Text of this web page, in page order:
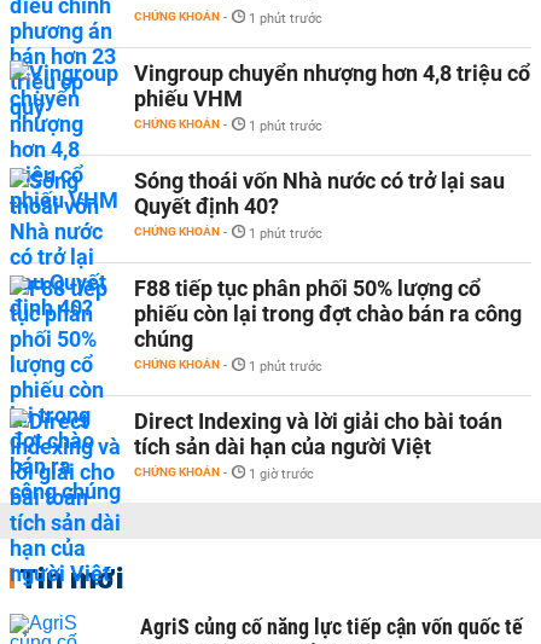
CHỨNG KHOÁN - 1 phút trước
Vingroup chuyển nhượng hơn 4,8 triệu cổ
phiếu VHM
CHỨNG KHOÁN - 1 phút trước
Sóng thoái vốn Nhà nước có trở lại sau
Quyết định 40?
CHỨNG KHOÁN - 1 phút trước
F88 tiếp tục phân phối 50% lượng cổ
phiếu còn lại trong đợt chào bán ra công
chúng
CHỨNG KHOÁN - 1 phút trước
Direct Indexing và lời giải cho bài toán
tích sản dài hạn của người Việt
CHỨNG KHOÁN - 1 giờ trước
Tin mới
AgriS củng cố năng lực tiếp cận vốn quốc tế